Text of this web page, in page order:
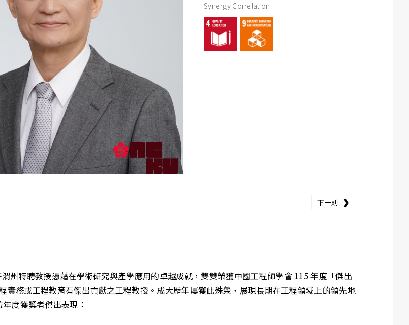
Synergy Correlation
下一則 ❯
州特聘教授憑藉在學術研究與產學應用的卓越成就，雙雙榮獲中國工程師學會 115 年度「傑出
務或工程教育有傑出貢獻之工程教授。成大歷年屢獲此殊榮，展現長期在工程領域上的領先地
度獲獎者傑出表現：